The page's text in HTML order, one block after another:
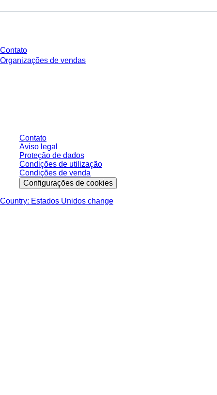
Contato
Organizações de vendas
Contato
Aviso legal
Proteção de dados
Condições de utilização
Condições de venda
Configurações de cookies
Country: Estados Unidos change